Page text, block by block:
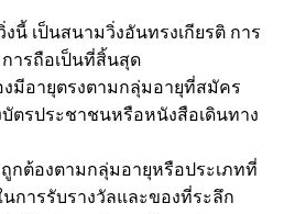
นี้ เป็นสนามวิ่งอันทรงเกียรติ การ
ารถือเป็นที่สิ้นสุด
มีอายุตรงตามกลุ่มอายุที่สมัคร
ตรประชาชนหรือหนังสือเดินทาง
กต้องตามกลุ่มอายุหรือประเภทที่
การรับรางวัลและของที่ระลึก